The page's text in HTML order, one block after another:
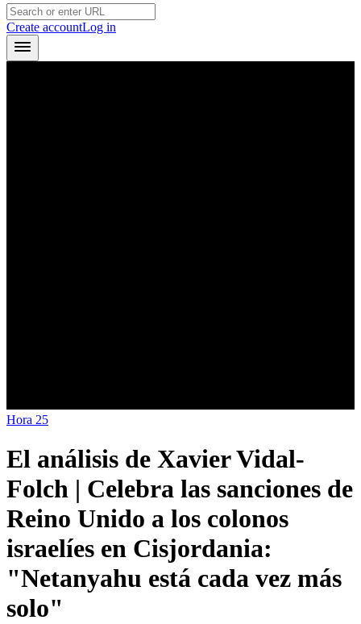
Create accountLog in
Hora 25
El análisis de Xavier Vidal-
Folch | Celebra las sanciones de
Reino Unido a los colonos
israelíes en Cisjordania:
"Netanyahu está cada vez más
solo"